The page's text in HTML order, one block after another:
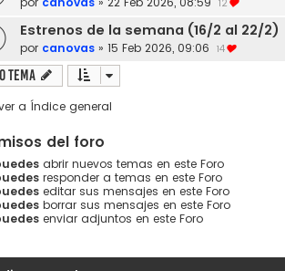
12
Estrenos de la semana (16/2 al 22/2)
por canovas » 15 Feb 2026, 09:06 14
Tema
a Índice general
del foro
abrir nuevos temas en este Foro
responder a temas en este Foro
editar sus mensajes en este Foro
borrar sus mensajes en este Foro
enviar adjuntos en este Foro